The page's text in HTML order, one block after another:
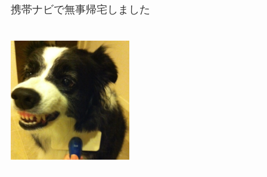
携帯ナビで無事帰宅しました